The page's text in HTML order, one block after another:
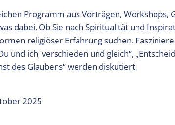
Programm aus Vorträgen, Workshops,
dabei. Ob Sie nach Spiritualität und
religiöser Erfahrung suchen.
und ich, verschieden und gleich“,
des Glaubens“ werden diskutiert.
2025